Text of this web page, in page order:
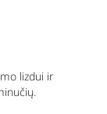
lizdui ir